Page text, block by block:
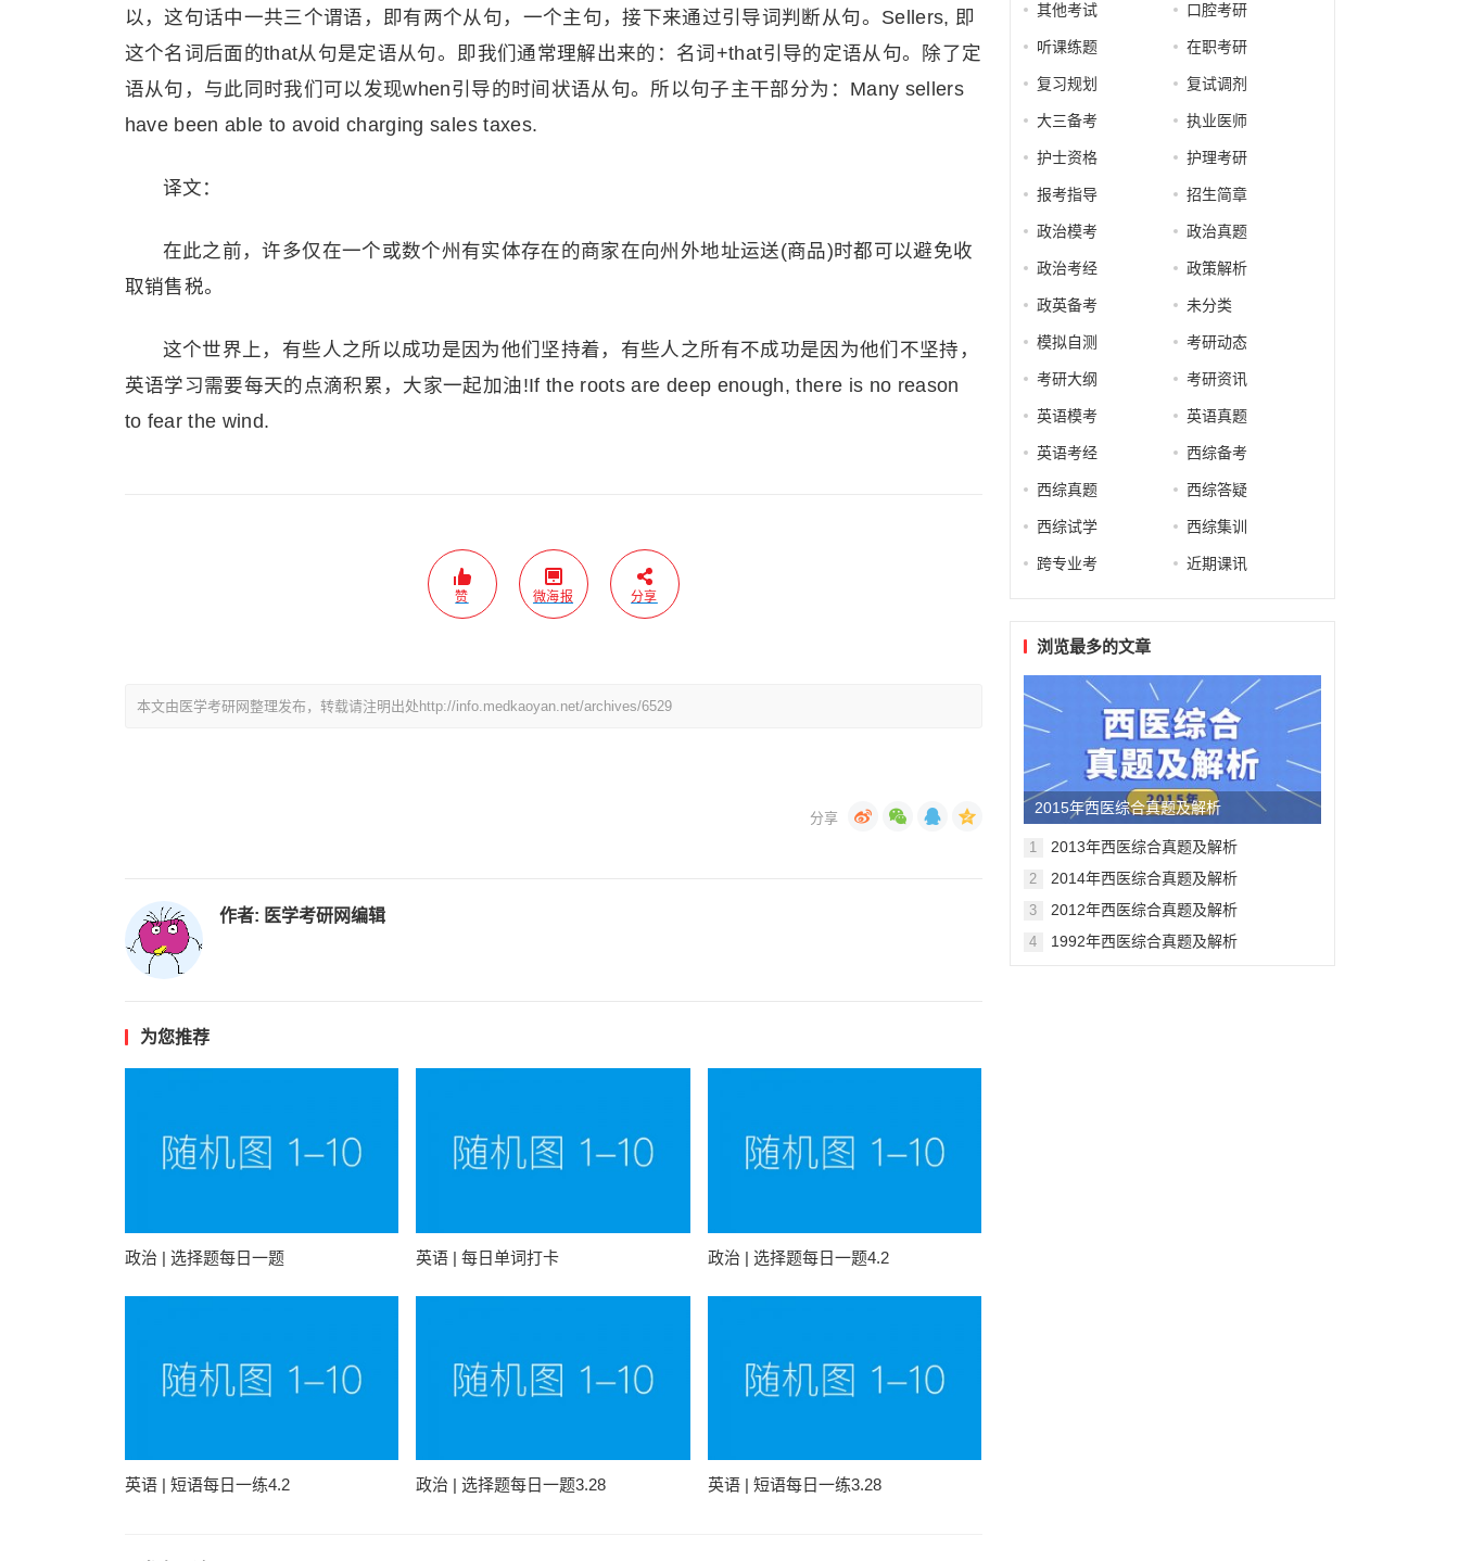
以，这句话中一共三个谓语，即有两个从句，一个主句，接下来通过引导词判断从句。Sellers, 即
这个名词后面的that从句是定语从句。即我们通常理解出来的：名词+that引导的定语从句。除了定
语从句，与此同时我们可以发现when引导的时间状语从句。所以句子主干部分为：Many sellers
have been able to avoid charging sales taxes.
译文：
在此之前，许多仅在一个或数个州有实体存在的商家在向州外地址运送(商品)时都可以避免收
取销售税。
这个世界上，有些人之所以成功是因为他们坚持着，有些人之所有不成功是因为他们不坚持，
英语学习需要每天的点滴积累，大家一起加油!If the roots are deep enough, there is no reason
to fear the wind.
赞 微海报 分享
本文由医学考研网整理发布，转载请注明出处http://info.medkaoyan.net/archives/6529
作者: 医学考研网编辑
为您推荐
政治 | 选择题每日一题 英语 | 每日单词打卡 政治 | 选择题每日一题4.2
英语 | 短语每日一练4.2 政治 | 选择题每日一题3.28 英语 | 短语每日一练3.28
其他考试 口腔考研
听课练题 在职考研
复习规划 复试调剂
大三备考 执业医师
护士资格 护理考研
报考指导 招生简章
政治模考 政治真题
政治考经 政策解析
政英备考 未分类
模拟自测 考研动态
考研大纲 考研资讯
英语模考 英语真题
英语考经 西综备考
西综真题 西综答疑
西综试学 西综集训
跨专业考 近期课讯
浏览最多的文章
2015年西医综合真题及解析
1 2013年西医综合真题及解析
2 2014年西医综合真题及解析
3 2012年西医综合真题及解析
4 1992年西医综合真题及解析